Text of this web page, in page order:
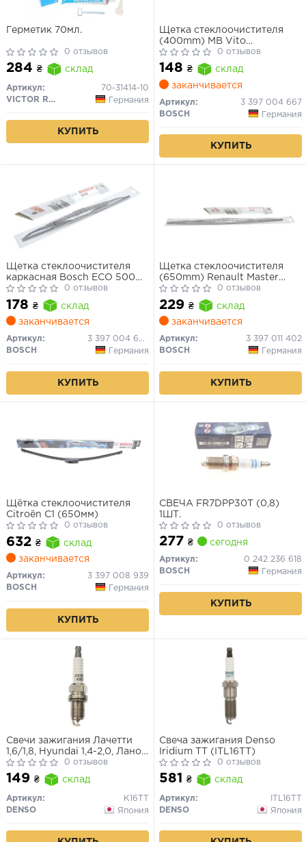
Герметик 70мл.
0 отзывов
284 ₴ склад
Артикул:
70-31414-10
VICTOR REINZ
Германия
КУПИТЬ
Щетка стеклоочистителя
(400mm) MB Vito
(W639)/Opel combo/VW
Golf II/III 70- (Eco)
0 отзывов
148 ₴
склад
заканчивается
Артикул:
3 397 004 667
BOSCH
Германия
КУПИТЬ
Щетка стеклоочистителя
каркасная Bosch ECO 500
мм (20")
0 отзывов
178 ₴
склад
заканчивается
Артикул:
3 397 004 670
BOSCH
Германия
КУПИТЬ
Щетка стеклоочистителя
(650mm) Renault Master
III/Peugeot Expert/Ford
Transit 96- Eco
0 отзывов
229 ₴
склад
заканчивается
Артикул:
3 397 011 402
BOSCH
Германия
КУПИТЬ
Щётка стеклоочистителя
Citroën C1 (650мм)
0 отзывов
632 ₴
склад
заканчивается
Артикул:
3 397 008 939
BOSCH
Германия
КУПИТЬ
СВЕЧА FR7DPP30T (0,8)
1ШТ.
0 отзывов
277 ₴ сегодня
Артикул:
0 242 236 618
BOSCH
Германия
КУПИТЬ
Свечи зажигания Лачетти
1,6/1,8, Hyundai 1,4-2,0, Ланос
1,6, Авео 1,6 (DENSO) K16TT
0 отзывов
149 ₴ склад
Артикул:
K16TT
DENSO
Япония
Свеча зажигания Denso
Iridium TT (ITL16TT)
0 отзывов
581 ₴ склад
Артикул:
ITL16TT
DENSO
Япония